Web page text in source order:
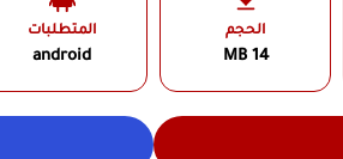
الحجم
14 MB
المتطلبات
android